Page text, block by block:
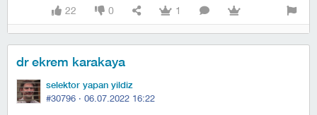
22 0 1
dr ekrem karakaya
selektor yapan yildiz
#30796 · 06.07.2022 16:22